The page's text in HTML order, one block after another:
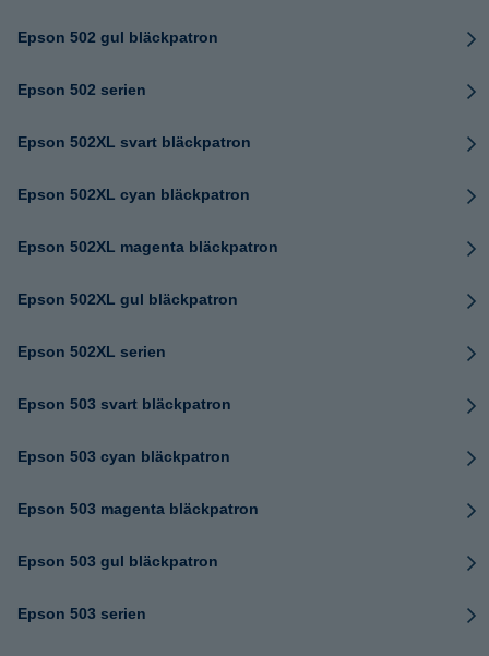
Epson 502 gul bläckpatron
Epson 502 serien
Epson 502XL svart bläckpatron
Epson 502XL cyan bläckpatron
Epson 502XL magenta bläckpatron
Epson 502XL gul bläckpatron
Epson 502XL serien
Epson 503 svart bläckpatron
Epson 503 cyan bläckpatron
Epson 503 magenta bläckpatron
Epson 503 gul bläckpatron
Epson 503 serien